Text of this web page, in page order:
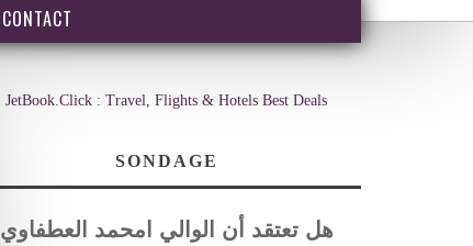
CONTACT
JetBook.Click : Travel, Flights & Hotels Best Deals
SONDAGE
هل تعتقد أن الوالي امحمد العطفاوي